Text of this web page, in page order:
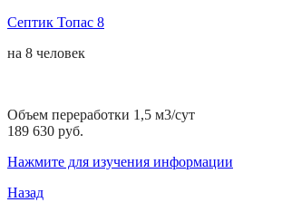
Септик Топас 8
на 8 человек
Объем переработки 1,5 м3/сут
189 630 руб.
Нажмите для изучения информации
Назад